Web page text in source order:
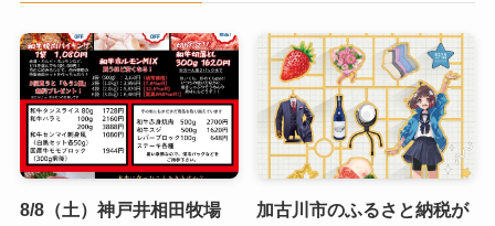
8/8（土）神戸井相田牧場
加古川市のふるさと納税が